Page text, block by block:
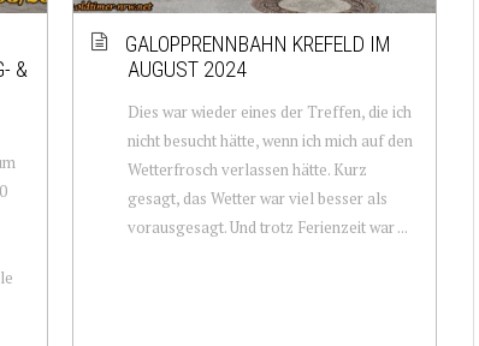
&
GALOPPRENNBAHN KREFELD IM
AUGUST 2024
Dies war wieder eines der Treffen, die ich
nicht besucht hätte, wenn ich mich auf den
Wetterfrosch verlassen hätte. Kurz
gesagt, das Wetter war viel besser als
vorausgesagt. Und trotz Ferienzeit war ...